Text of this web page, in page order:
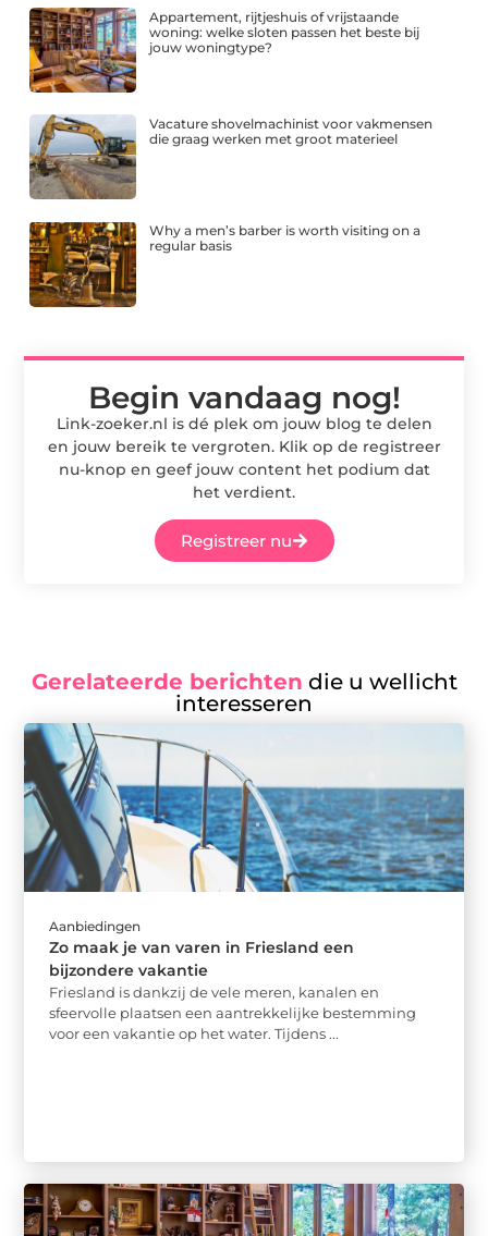
Appartement, rijtjeshuis of vrijstaande
woning: welke sloten passen het beste bij
jouw woningtype?
Vacature shovelmachinist voor vakmensen
die graag werken met groot materieel
Why a men’s barber is worth visiting on a
regular basis
Begin vandaag nog!
Link-zoeker.nl is dé plek om jouw blog te delen
en jouw bereik te vergroten. Klik op de registreer
nu-knop en geef jouw content het podium dat
het verdient.
Registreer nu
Gerelateerde berichten die u wellicht
interesseren
Aanbiedingen
Zo maak je van varen in Friesland een
bijzondere vakantie
Friesland is dankzij de vele meren, kanalen en
sfeervolle plaatsen een aantrekkelijke bestemming
voor een vakantie op het water. Tijdens ...